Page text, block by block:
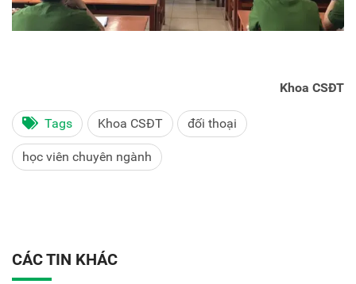
Khoa CSĐT
Tags Khoa CSĐT đối thoại
học viên chuyên ngành
CÁC TIN KHÁC